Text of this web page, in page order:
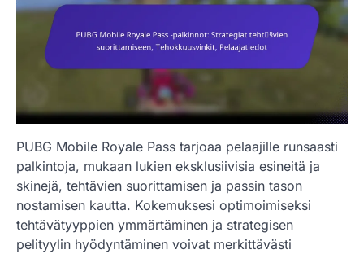
PUBG Mobile Royale Pass tarjoaa pelaajille runsaasti
palkintoja, mukaan lukien eksklusiivisia esineitä ja
skinejä, tehtävien suorittamisen ja passin tason
nostamisen kautta. Kokemuksesi optimoimiseksi
tehtävätyyppien ymmärtäminen ja strategisen
pelityylin hyödyntäminen voivat merkittävästi